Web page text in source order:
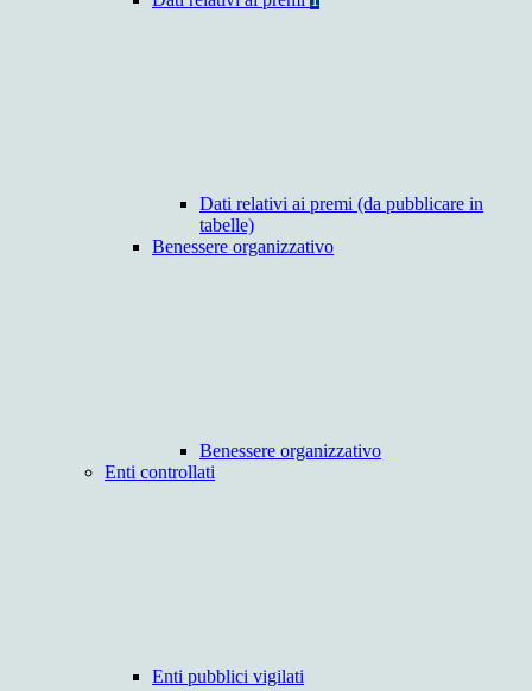
Dati relativi ai premi (da pubblicare in
tabelle)
Benessere organizzativo
Benessere organizzativo
Enti controllati
Enti pubblici vigilati